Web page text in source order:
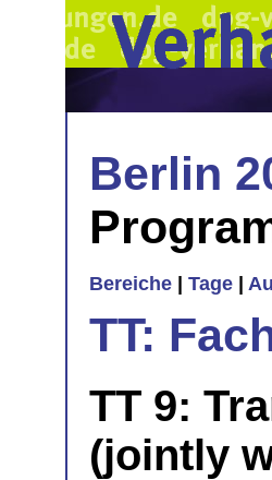
Berlin
Bereiche Tage
TT:
TT 9:
(jointly